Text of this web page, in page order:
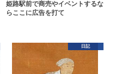
姫路駅前で商売やイベントするな
らここに広告を打て
日記